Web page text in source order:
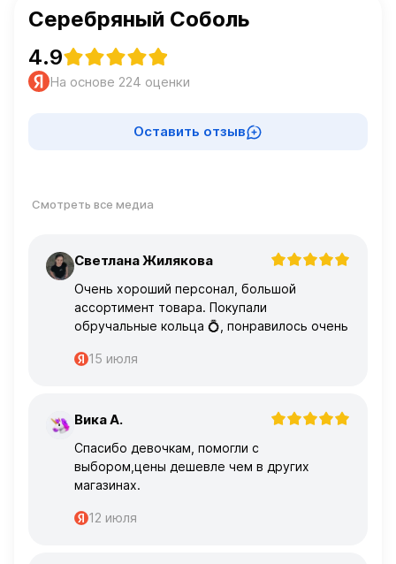
Серебряный Соболь
4.9
На основе 224 оценки
Оставить отзыв
Смотреть все медиа
С Светлана Жилякова
Очень хороший персонал, большой
ассортимент товара. Покупали
обручальные кольца 💍, понравилось очень
15 июля
В Вика А.
Спасибо девочкам, помогли с
выбором,цены дешевле чем в других
магазинах.
12 июля